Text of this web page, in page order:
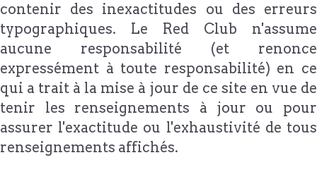
contenir des inexactitudes ou des erreurs
typographiques. Le Red Club n'assume
aucune responsabilité (et renonce
expressément à toute responsabilité) en ce
qui a trait à la mise à jour de ce site en vue de
tenir les renseignements à jour ou pour
assurer l'exactitude ou l'exhaustivité de tous
renseignements affichés.